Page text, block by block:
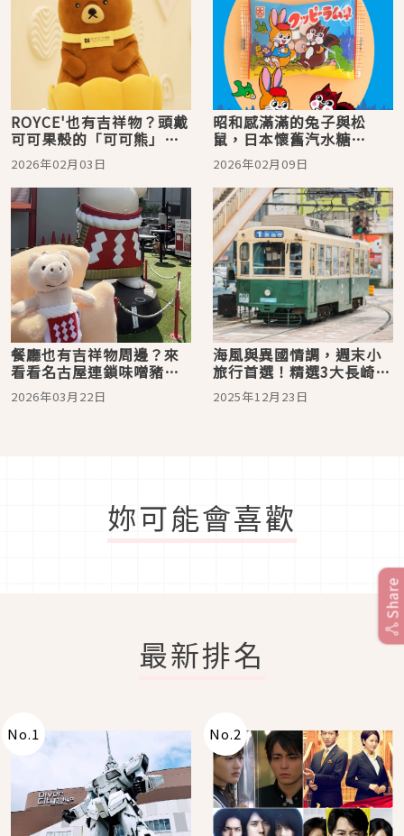
ROYCE'也有吉祥物？頭戴
可可果殼的「可可熊」，
只在ROYCE'CACAO＆
CHOCOLATE TOWN出沒
2026年02月03日
昭和感滿滿的兔子與松
鼠，日本懷舊汽水糖
「KUPPY RAMUNE（クッ
ピーラムネ）」吉祥物
2026年02月09日
餐廳也有吉祥物周邊？來
看看名古屋連鎖味噌豬排
店「YABATON（矢場と
ん）」推出的豬豬周邊吧
2026年03月22日
海風與異國情調，週末小
旅行首選！精選3大長崎市
必玩行程
2025年12月23日
妳可能會喜歡
最新排名
No.1 No.2
Share